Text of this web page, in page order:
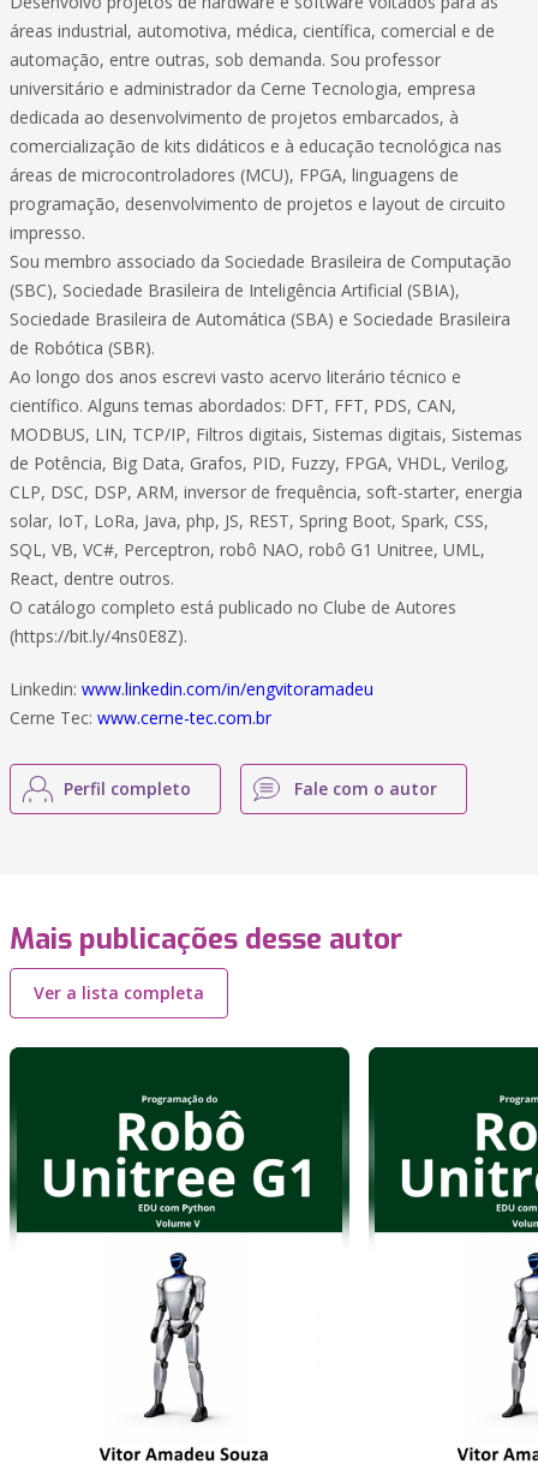
áreas industrial, automotiva, médica, científica, comercial e de
automação, entre outras, sob demanda. Sou professor
universitário e administrador da Cerne Tecnologia, empresa
dedicada ao desenvolvimento de projetos embarcados, à
comercialização de kits didáticos e à educação tecnológica nas
áreas de microcontroladores (MCU), FPGA, linguagens de
programação, desenvolvimento de projetos e layout de circuito
impresso.
Sou membro associado da Sociedade Brasileira de Computação
(SBC), Sociedade Brasileira de Inteligência Artificial (SBIA),
Sociedade Brasileira de Automática (SBA) e Sociedade Brasileira
de Robótica (SBR).
Ao longo dos anos escrevi vasto acervo literário técnico e
científico. Alguns temas abordados: DFT, FFT, PDS, CAN,
MODBUS, LIN, TCP/IP, Filtros digitais, Sistemas digitais, Sistemas
de Potência, Big Data, Grafos, PID, Fuzzy, FPGA, VHDL, Verilog,
CLP, DSC, DSP, ARM, inversor de frequência, soft-starter, energia
solar, IoT, LoRa, Java, php, JS, REST, Spring Boot, Spark, CSS,
SQL, VB, VC#, Perceptron, robô NAO, robô G1 Unitree, UML,
React, dentre outros.
O catálogo completo está publicado no Clube de Autores
(https://bit.ly/4ns0E8Z).
Linkedin: www.linkedin.com/in/engvitoramadeu
Cerne Tec: www.cerne-tec.com.br
Perfil completo Fale com o autor
Mais publicações desse autor
Ver a lista completa